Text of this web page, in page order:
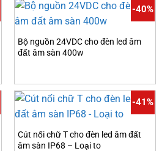
-40%
Bộ nguồn 24VDC cho đèn led âm
đất âm sàn 400w
-41%
Cút nối chữ T cho đèn led âm đất
âm sàn IP68 – Loại to